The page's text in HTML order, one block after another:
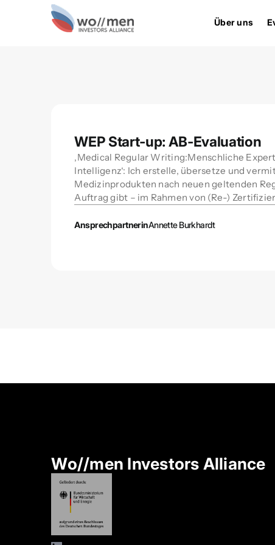
Über uns
WEP Start-up: AB-Evaluation
‚Medical Regular Writing:Menschliche
Intelligenz‘: Ich erstelle, übersetze und
Medizinprodukten nach neuen geltenden
Auftrag gibt – im Rahmen von (Re-)
AnsprechpartnerinAnnette Burkhardt
Wo//men Investors Alliance